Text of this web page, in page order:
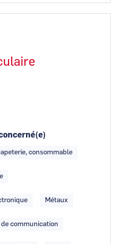
consommable
Métaux
communication